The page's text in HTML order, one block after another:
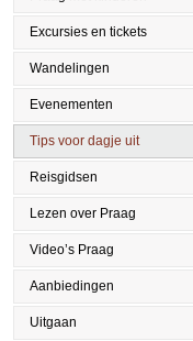
Excursies en tickets
Wandelingen
Evenementen
Tips voor dagje uit
Reisgidsen
Lezen over Praag
Video’s Praag
Aanbiedingen
Uitgaan